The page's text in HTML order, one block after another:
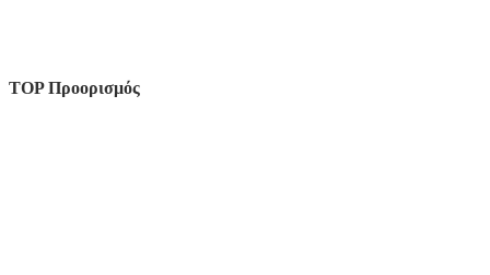
TOP Προορισμός